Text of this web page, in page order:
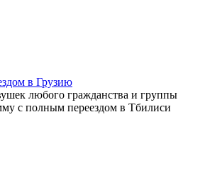
в Грузию
любого гражданства и группы
с полным переездом в Тбилиси